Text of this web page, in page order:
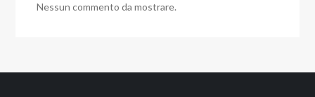
Nessun commento da mostrare.